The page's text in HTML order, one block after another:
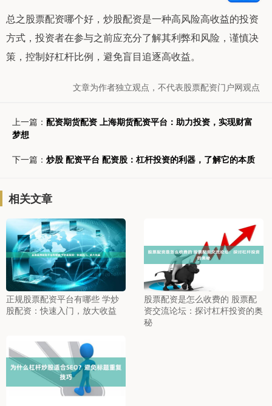
总之股票配资哪个好，炒股配资是一种高风险高收益的投资
方式，投资者在参与之前应充分了解其利弊和风险，谨慎决
策，控制好杠杆比例，避免盲目追逐高收益。
文章为作者独立观点，不代表股票配资门户网观点
上一篇： 配资期货配资 上海期货配资平台：助力投资，实现财富
梦想
下一篇： 炒股 配资平台 配资股：杠杆投资的利器，了解它的本质
相关文章
正规股票配资平台有哪些 学炒
股配资：快速入门，放大收益
股票配资是怎么收费的 股票配
资交流论坛：探讨杠杆投资的奥
秘